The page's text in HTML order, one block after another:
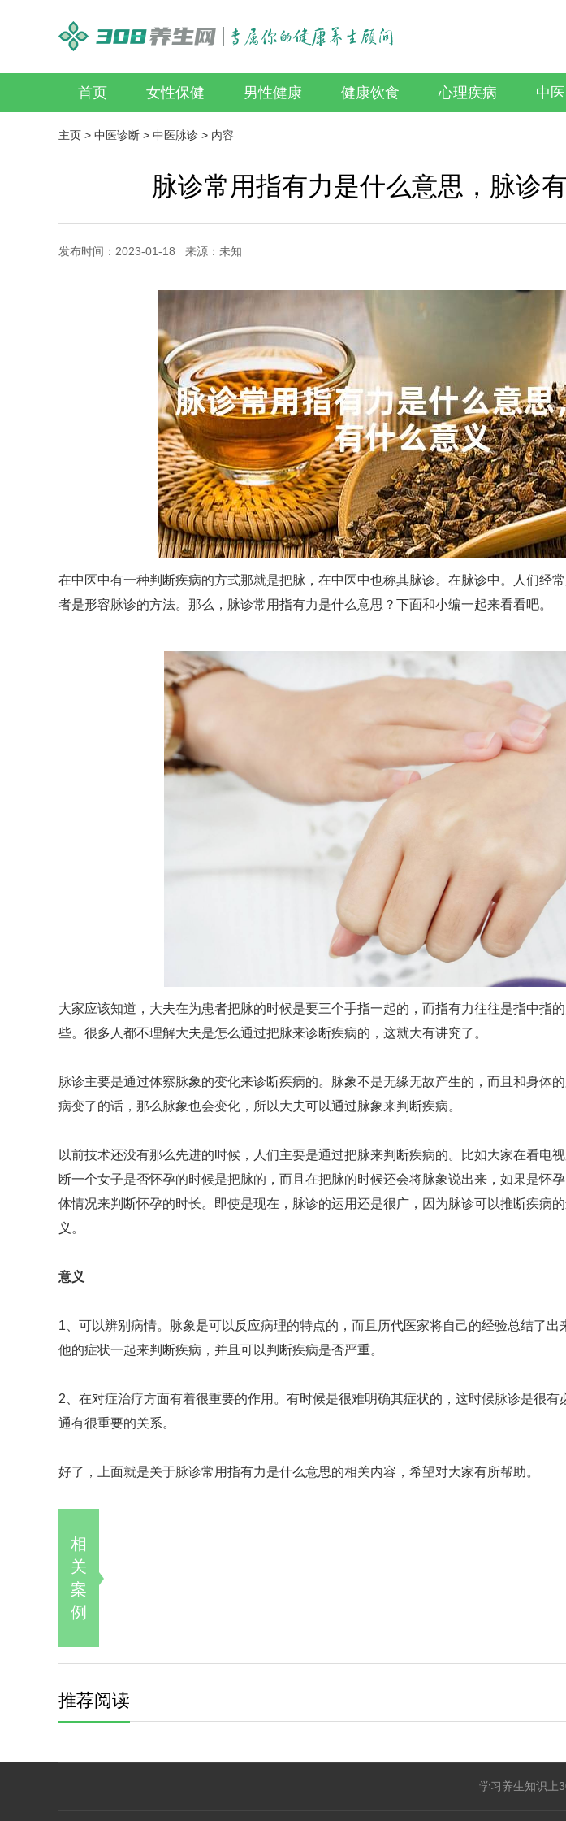
首页 女性保健 男性健康 健康饮食 心理疾病 中
主页 > 中医诊断 > 中医脉诊 > 内容
脉诊常用指有力是什么意思，脉诊
发布时间：2023-01-18 来源：未知
在中医中有一种判断疾病的方式那就是把脉，在中医中也称其脉诊。在脉诊中。人们经
者是形容脉诊的方法。那么，脉诊常用指有力是什么意思？下面和小编一起来看看吧。
大家应该知道，大夫在为患者把脉的时候是要三个手指一起的，而指有力往往是指中指
些。很多人都不理解大夫是怎么通过把脉来诊断疾病的，这就大有讲究了。
脉诊主要是通过体察脉象的变化来诊断疾病的。脉象不是无缘无故产生的，而且和身体
病变了的话，那么脉象也会变化，所以大夫可以通过脉象来判断疾病。
以前技术还没有那么先进的时候，人们主要是通过把脉来判断疾病的。比如大家在看电
断一个女子是否怀孕的时候是把脉的，而且在把脉的时候还会将脉象说出来，如果是怀
体情况来判断怀孕的时长。即使是现在，脉诊的运用还是很广，因为脉诊可以推断疾病
义。
意义
1、可以辨别病情。脉象是可以反应病理的特点的，而且历代医家将自己的经验总结了
他的症状一起来判断疾病，并且可以判断疾病是否严重。
2、在对症治疗方面有着很重要的作用。有时候是很难明确其症状的，这时候脉诊是很
通有很重要的关系。
好了，上面就是关于脉诊常用指有力是什么意思的相关内容，希望对大家有所帮助。
相
关
案
例
推荐阅读
学习养生知识上